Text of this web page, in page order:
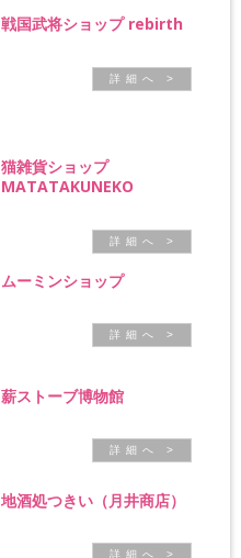
戦国武将ショップ rebirth
詳 細 へ >
猫雑貨ショップ
MATATAKUNEKO
詳 細 へ >
ムーミンショップ
詳 細 へ >
薪ストーブ博物館
詳 細 へ >
地酒処つきい（月井商店）
詳 細 へ >